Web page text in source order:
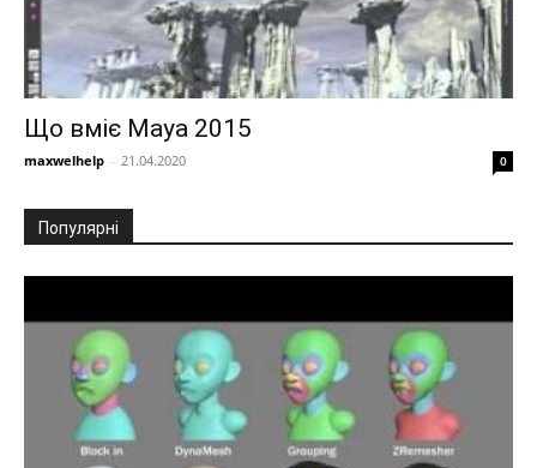
Що вміє Maya 2015
maxwelhelp - 21.04.2020 0
Популярні